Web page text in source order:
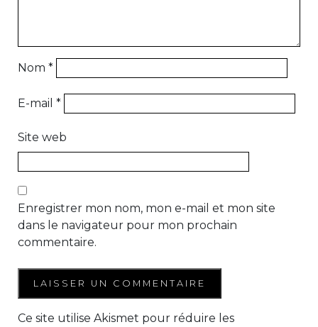
Nom *
E-mail *
Site web
Enregistrer mon nom, mon e-mail et mon site
dans le navigateur pour mon prochain
commentaire.
Ce site utilise Akismet pour réduire les